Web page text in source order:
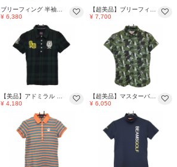
ブリーフィング 半袖ポロシャツ ネイビー 襟一部メッシュ ステッチ白 レディース S ゴルフウェア BRIEFING
¥ 6,380
【超美品】ブリーフィング 半袖スキッパーシャツ 白 迷彩調織生地 カモフラ パイル地 レディース S ゴルフウェア BRIEFING
¥ 7,700
【美品】アドミラル 半袖ポロシャツ グリーン×ネイビー チェック レディース L ゴルフウェア Admiral
¥ 4,180
【超美品】マスターバニー 半袖ポロシャツ カーキ×ブラウン 総柄 ロゴワッペン レディース 0(S) ゴルフウェア MASTER BUNNY EDITION
¥ 6,050